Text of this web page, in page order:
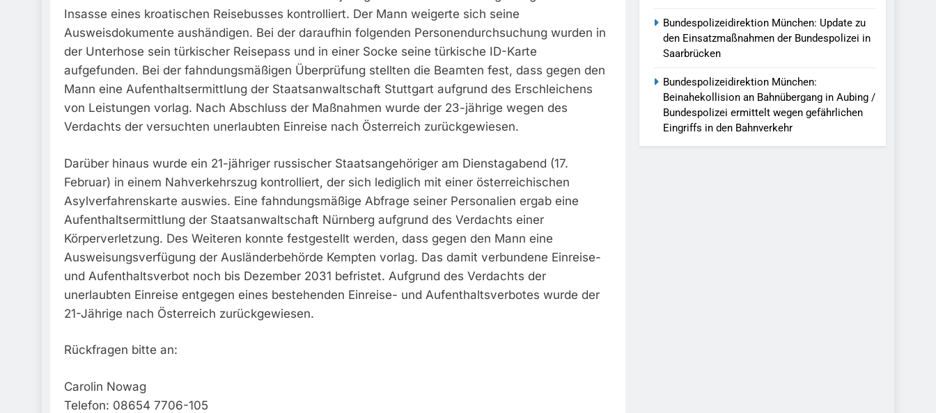
Insasse eines kroatischen Reisebusses kontrolliert. Der Mann weigerte sich seine
Ausweisdokumente aushändigen. Bei der daraufhin folgenden Personendurchsuchung wurden in
der Unterhose sein türkischer Reisepass und in einer Socke seine türkische ID-Karte
aufgefunden. Bei der fahndungsmäßigen Überprüfung stellten die Beamten fest, dass gegen den
Mann eine Aufenthaltsermittlung der Staatsanwaltschaft Stuttgart aufgrund des Erschleichens
von Leistungen vorlag. Nach Abschluss der Maßnahmen wurde der 23-jährige wegen des
Verdachts der versuchten unerlaubten Einreise nach Österreich zurückgewiesen.
Darüber hinaus wurde ein 21-jähriger russischer Staatsangehöriger am Dienstagabend (17.
Februar) in einem Nahverkehrszug kontrolliert, der sich lediglich mit einer österreichischen
Asylverfahrenskarte auswies. Eine fahndungsmäßige Abfrage seiner Personalien ergab eine
Aufenthaltsermittlung der Staatsanwaltschaft Nürnberg aufgrund des Verdachts einer
Körperverletzung. Des Weiteren konnte festgestellt werden, dass gegen den Mann eine
Ausweisungsverfügung der Ausländerbehörde Kempten vorlag. Das damit verbundene Einreise-
und Aufenthaltsverbot noch bis Dezember 2031 befristet. Aufgrund des Verdachts der
unerlaubten Einreise entgegen eines bestehenden Einreise- und Aufenthaltsverbotes wurde der
21-Jährige nach Österreich zurückgewiesen.
Rückfragen bitte an:
Carolin Nowag
Telefon: 08654 7706-105
Bundespolizeidirektion München: Update zu
den Einsatzmaßnahmen der Bundespolizei in
Saarbrücken
Bundespolizeidirektion München:
Beinahekollision an Bahnübergang in Aubing /
Bundespolizei ermittelt wegen gefährlichen
Eingriffs in den Bahnverkehr